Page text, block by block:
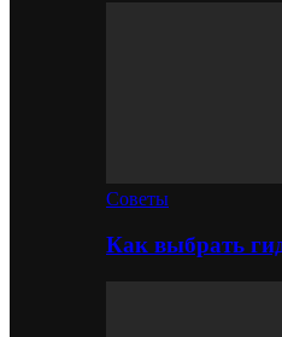
Советы
Как выбрать